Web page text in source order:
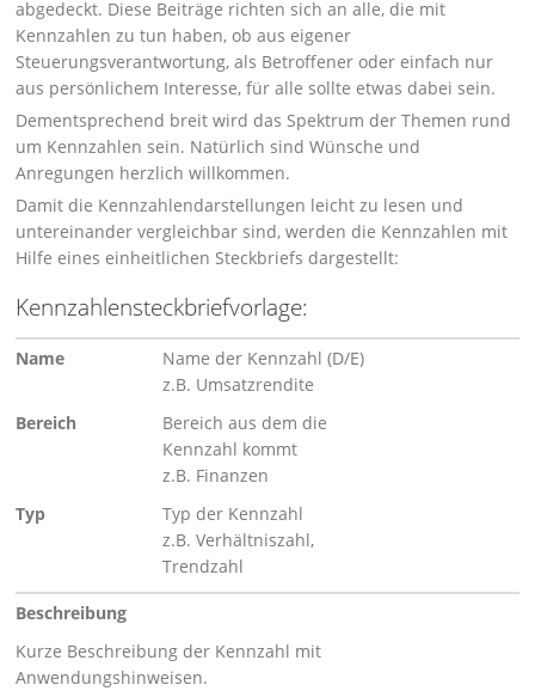
abgedeckt. Diese Beiträge richten sich an alle, die mit
Kennzahlen zu tun haben, ob aus eigener
Steuerungsverantwortung, als Betroffener oder einfach nur
aus persönlichem Interesse, für alle sollte etwas dabei sein.
Dementsprechend breit wird das Spektrum der Themen rund
um Kennzahlen sein. Natürlich sind Wünsche und
Anregungen herzlich willkommen.
Damit die Kennzahlendarstellungen leicht zu lesen und
untereinander vergleichbar sind, werden die Kennzahlen mit
Hilfe eines einheitlichen Steckbriefs dargestellt:
Kennzahlensteckbriefvorlage:
Name
Name der Kennzahl (D/E)
z.B. Umsatzrendite
Bereich
Bereich aus dem die
Kennzahl kommt
z.B. Finanzen
Typ
Typ der Kennzahl
z.B. Verhältniszahl,
Trendzahl
Beschreibung
Kurze Beschreibung der Kennzahl mit
Anwendungshinweisen.